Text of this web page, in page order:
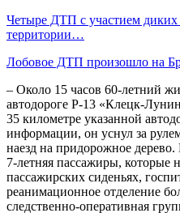
Четыре ДТП с участием
территории…
Лобовое ДТП произошло на
– Около 15 часов 60-летний
автодороге Р-13 «Клецк-
35 километре указанной
информации, он уснул за
наезд на придорожное
7-летняя пассажиры, которые
пассажирских сиденьях,
реанимационное отделение
следственно-оперативная